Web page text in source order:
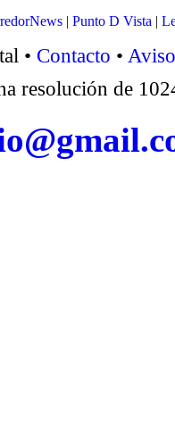
| Punto D Vista |
• Contacto •
resolución de